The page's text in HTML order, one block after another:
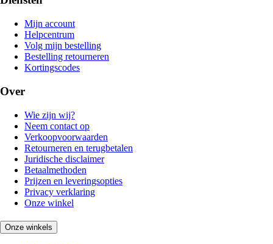
Mijn account
Helpcentrum
Volg mijn bestelling
Bestelling retourneren
Kortingscodes
Over
Wie zijn wij?
Neem contact op
Verkoopvoorwaarden
Retourneren en terugbetalen
Juridische disclaimer
Betaalmethoden
Prijzen en leveringsopties
Privacy verklaring
Onze winkel
Onze winkels